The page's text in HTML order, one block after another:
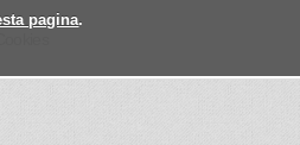
pagina.